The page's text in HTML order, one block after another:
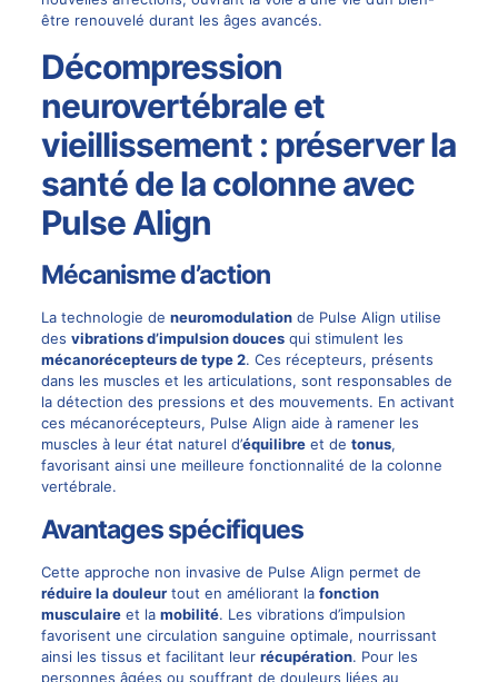
être renouvelé durant les âges avancés.
Décompression
neurovertébrale et
vieillissement : préserver la
santé de la colonne avec
Pulse Align
Mécanisme d’action
La technologie de neuromodulationde Pulse Align utilise
des vibrations d’impulsion doucesqui stimulent les
mécanorécepteurs de type 2. Ces récepteurs, présents
dans les muscles et les articulations, sont responsables de
la détection des pressions et des mouvements. En activant
ces mécanorécepteurs, Pulse Align aide à ramener les
muscles à leur état naturel d’équilibreet de tonus,
favorisant ainsi une meilleure fonctionnalité de la colonne
vertébrale.
Avantages spécifiques
Cette approche non invasive de Pulse Align permet de
réduire la douleurtout en améliorant la fonction
musculaireet la mobilité. Les vibrations d’impulsion
favorisent une circulation sanguine optimale, nourrissant
ainsi les tissus et facilitant leur récupération. Pour les
personnes âgées ou souffrant de douleurs liées au